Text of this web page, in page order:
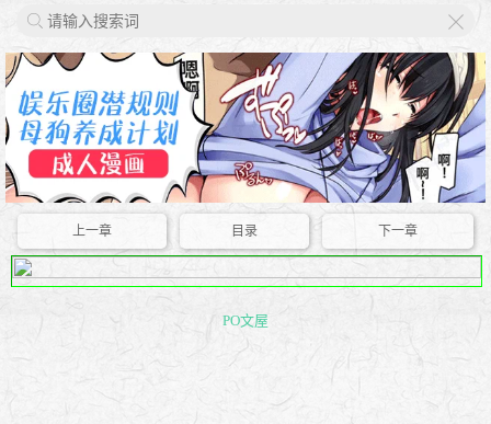
上一章 目录 下一章
PO文屋